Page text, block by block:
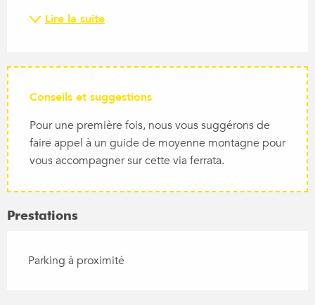
Lire la suite
Conseils et suggestions
Pour une première fois, nous vous suggérons de
faire appel à un guide de moyenne montagne pour
vous accompagner sur cette via ferrata.
Prestations
Parking à proximité